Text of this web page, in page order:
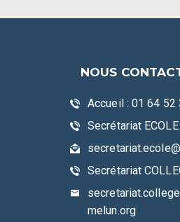
NOUS
Accueil : 01 64 52
Secrétariat
Secrétariat
melun.org